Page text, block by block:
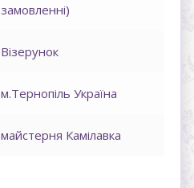
замовленнi)
Візерунок
м.Тернопіль Україна
майстерня Камілавка